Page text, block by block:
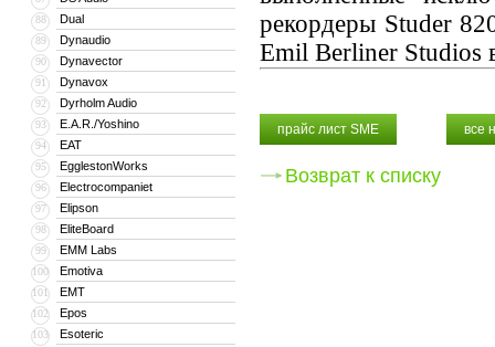
88 Dual
89 Dynaudio
90 Dynavector
91 Dynavox
92 Dyrholm Audio
93 E.A.R./Yoshino
94 EAT
95 EgglestonWorks
96 Electrocompaniet
97 Elipson
98 EliteBoard
99 EMM Labs
100 Emotiva
101 EMT
102 Epos
103 Esoteric
рекордеры Studer
Emil Berliner Studios
прайс лист SME все
Возврат к списку